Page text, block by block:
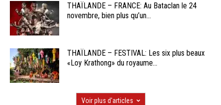
THAÏLANDE – FRANCE: Au Bataclan le 24
novembre, bien plus qu’un...
THAÏLANDE – FESTIVAL: Les six plus beaux
«Loy Krathong» du royaume...
Voir plus d'articles